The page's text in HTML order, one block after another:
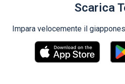
Scarica
Impara velocemente il